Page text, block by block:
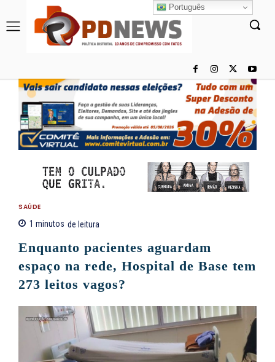
SAÚDE
1 minutos de leitura
Enquanto pacientes aguardam
espaço na rede, Hospital de Base tem
273 leitos vagos?
Português